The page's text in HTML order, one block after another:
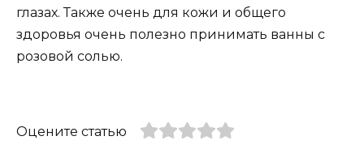
глазах. Также очень для кожи и общего
здоровья очень полезно принимать ванны с
розовой солью.
Оцените статью